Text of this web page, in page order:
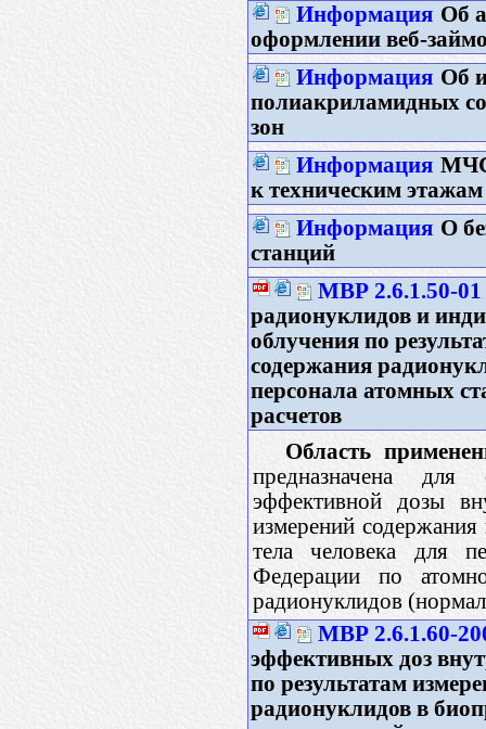
Информация Об
оформлении веб-
Информация Об
полиакриламидных
зон
Информация МЧС
к техническим
Информация О
станций
МВР 2.6.1.50-01
радионуклидов и
облучения по
содержания
персонала атомных
расчетов
Область
предназначена для
эффективной дозы
измерений
тела человека для
Федерации по
радионуклидов
МВР 2.6.1.60-
эффективных доз
по результатам
радионуклидов в